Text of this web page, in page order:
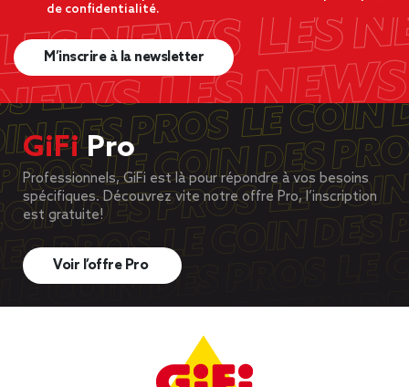
de confidentialité.
M’inscrire à la newsletter
GiFiPro
Professionnels, GiFi est là pour répondre à vos besoins
spécifiques. Découvrez vite notre offre Pro, l’inscription
est gratuite!
Voir l’offre Pro